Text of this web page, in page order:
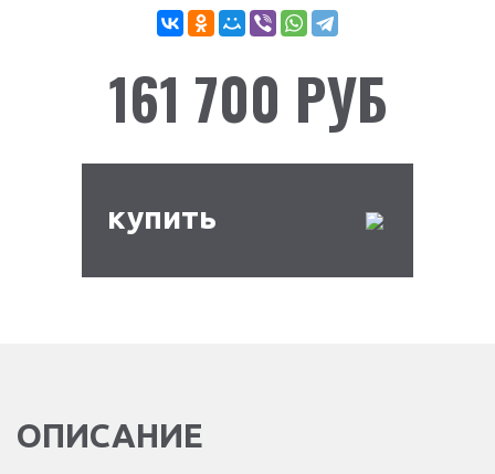
161 700 РУБ
купить
ОПИСАНИЕ